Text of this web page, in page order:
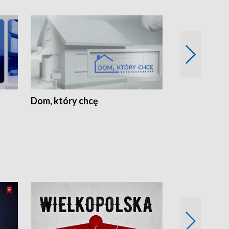
Dom, który chcę